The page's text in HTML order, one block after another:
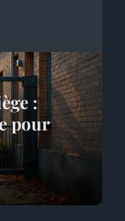
:
pour